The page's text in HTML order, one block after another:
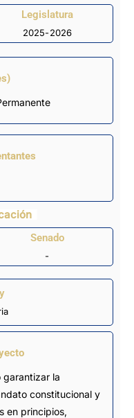
Legislatura
2025-2026
Senado
-
garantizar la
constitucional y
en principios,